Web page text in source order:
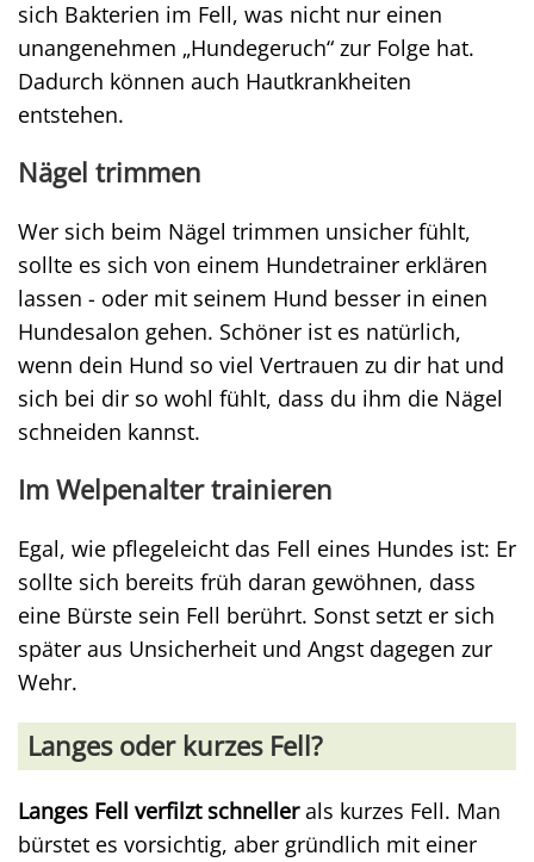
sich Bakterien im Fell, was nicht nur einen
unangenehmen „Hundegeruch“ zur Folge hat.
Dadurch können auch Hautkrankheiten
entstehen.
Nägel trimmen
Wer sich beim Nägel trimmen unsicher fühlt,
sollte es sich von einem Hundetrainer erklären
lassen - oder mit seinem Hund besser in einen
Hundesalon gehen. Schöner ist es natürlich,
wenn dein Hund so viel Vertrauen zu dir hat und
sich bei dir so wohl fühlt, dass du ihm die Nägel
schneiden kannst.
Im Welpenalter trainieren
Egal, wie pflegeleicht das Fell eines Hundes ist: Er
sollte sich bereits früh daran gewöhnen, dass
eine Bürste sein Fell berührt. Sonst setzt er sich
später aus Unsicherheit und Angst dagegen zur
Wehr.
Langes oder kurzes Fell?
Langes Fell verfilzt schnellerals kurzes Fell. Man
bürstet es vorsichtig, aber gründlich mit einer